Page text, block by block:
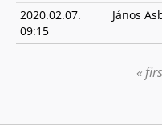
2020.02.07.
09:15
János
«